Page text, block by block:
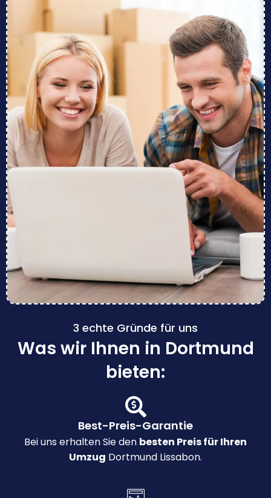
3 echte Gründe für uns
Was wir Ihnen in Dortmund
bieten:
Best-Preis-Garantie
Bei uns erhalten Sie den besten Preis für Ihren
Umzug Dortmund Lissabon.